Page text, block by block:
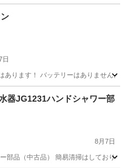
日
あります！ バッテリーはありません
電器JG1231ハンドシャワー部
8月7日
部品（中古品） 簡易清掃はしてお